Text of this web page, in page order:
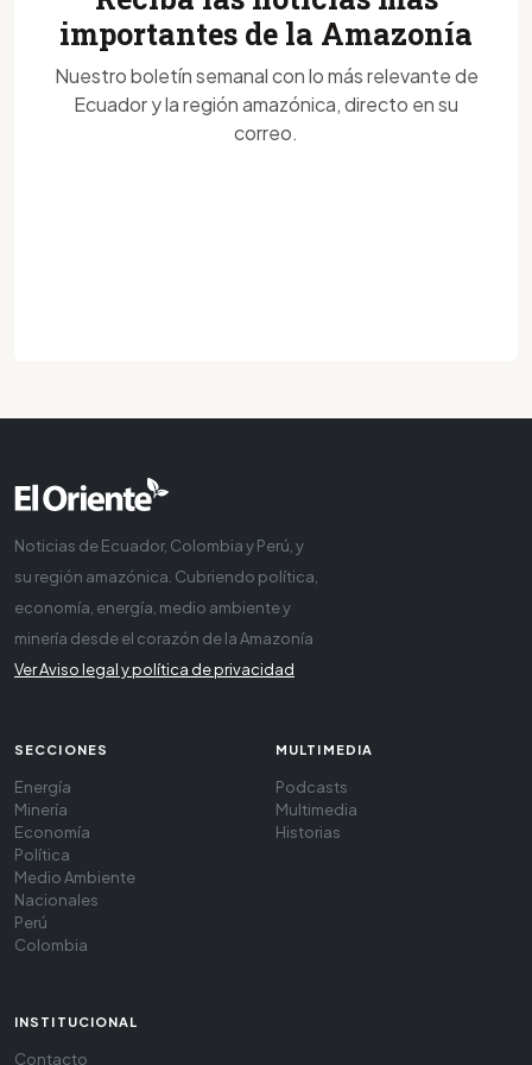
importantes de la Amazonía
Nuestro boletín semanal con lo más relevante de
Ecuador y la región amazónica, directo en su
correo.
Noticias de Ecuador, Colombia y Perú, y
su región amazónica. Cubriendo política,
economía, energía, medio ambiente y
minería desde el corazón de la Amazonía
Ver Aviso legal y política de privacidad
SECCIONES
Energía
Minería
Economía
Política
Medio Ambiente
Nacionales
Perú
Colombia
MULTIMEDIA
Podcasts
Multimedia
Historias
INSTITUCIONAL
Contacto